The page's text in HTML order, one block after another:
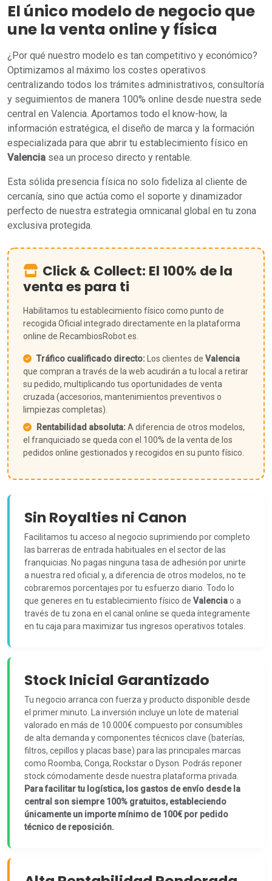
El único modelo de negocio que
une la venta online y física
¿Por qué nuestro modelo es tan competitivo y económico?
Optimizamos al máximo los costes operativos
centralizando todos los trámites administrativos, consultoría
y seguimientos de manera 100% online desde nuestra sede
central en Valencia. Aportamos todo el know-how, la
información estratégica, el diseño de marca y la formación
especializada para que abrir tu establecimiento físico en
Valencia sea un proceso directo y rentable.
Esta sólida presencia física no solo fideliza al cliente de
cercanía, sino que actúa como el soporte y dinamizador
perfecto de nuestra estrategia omnicanal global en tu zona
exclusiva protegida.
Click & Collect: El 100% de la
venta es para ti
Habilitamos tu establecimiento físico como punto de
recogida Oficial integrado directamente en la plataforma
online de RecambiosRobot.es.
Tráfico cualificado directo: Los clientes de Valencia
que compran a través de la web acudirán a tu local a retirar
su pedido, multiplicando tus oportunidades de venta
cruzada (accesorios, mantenimientos preventivos o
limpiezas completas).
Rentabilidad absoluta:A diferencia de otros modelos,
el franquiciado se queda con el 100% de la venta de los
pedidos online gestionados y recogidos en su punto físico.
Sin Royalties ni Canon
Facilitamos tu acceso al negocio suprimiendo por completo
las barreras de entrada habituales en el sector de las
franquicias. No pagas ninguna tasa de adhesión por unirte
a nuestra red oficial y, a diferencia de otros modelos, no te
cobraremos porcentajes por tu esfuerzo diario. Todo lo
que generes en tu establecimiento físico de Valenciao a
través de tu zona en el canal online se queda íntegramente
en tu caja para maximizar tus ingresos operativos totales.
Stock Inicial Garantizado
Tu negocio arranca con fuerza y producto disponible desde
el primer minuto. La inversión incluye un lote de material
valorado en más de 10.000€ compuesto por consumibles
de alta demanda y componentes técnicos clave (baterías,
filtros, cepillos y placas base) para las principales marcas
como Roomba, Conga, Rockstar o Dyson. Podrás reponer
stock cómodamente desde nuestra plataforma privada.
Para facilitar tu logística, los gastos de envío desde la
central son siempre 100% gratuitos, estableciendo
únicamente un importe mínimo de 100€ por pedido
técnico de reposición.